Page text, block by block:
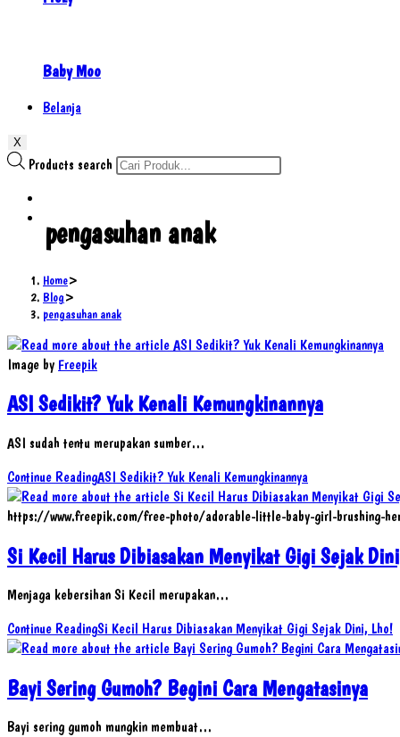
Baby Moo
Belanja
X
Products search
pengasuhan anak
Home>
Blog>
pengasuhan anak
Image by Freepik
ASI Sedikit? Yuk Kenali Kemungkinannya
ASI sudah tentu merupakan sumber…
Continue ReadingASI Sedikit? Yuk Kenali Kemungkinannya
https://www.freepik.com/free-photo/adorable-little-baby-girl-brushing-
Si Kecil Harus Dibiasakan Menyikat Gigi Sejak
Menjaga kebersihan Si Kecil merupakan…
Continue ReadingSi Kecil Harus Dibiasakan Menyikat Gigi Sejak Dini, Lho!
Bayi Sering Gumoh? Begini Cara Mengatasinya
Bayi sering gumoh mungkin membuat…